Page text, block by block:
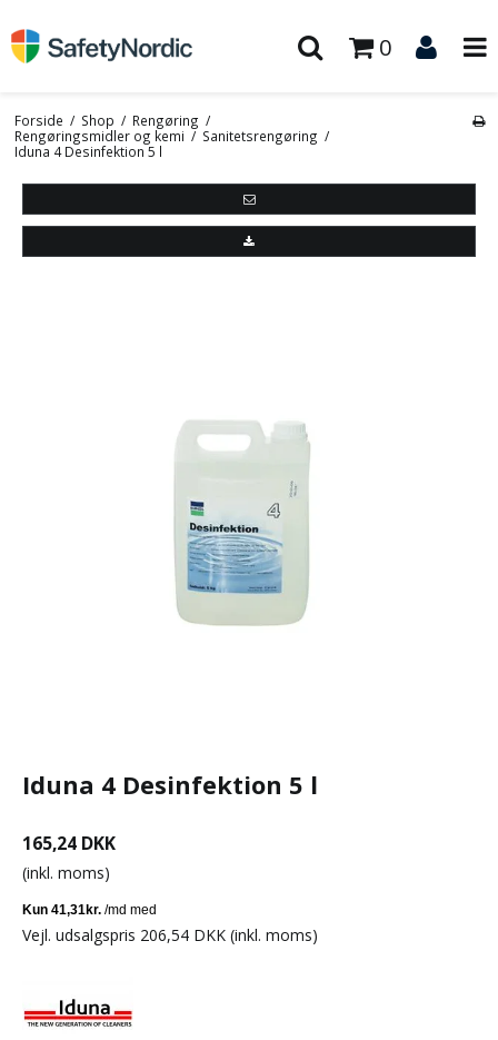
0
Forside / Shop / Rengøring /
Rengøringsmidler og kemi / Sanitetsrengøring /
Iduna 4 Desinfektion 5 l
Iduna 4 Desinfektion 5 l
165,24 DKK
(inkl. moms)
Vejl. udsalgspris 206,54 DKK (inkl. moms)